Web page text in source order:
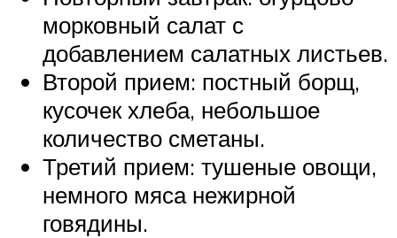
морковный салат с
добавлением салатных листьев.
Второй прием: постный борщ,
кусочек хлеба, небольшое
количество сметаны.
Третий прием: тушеные овощи,
немного мяса нежирной
говядины.